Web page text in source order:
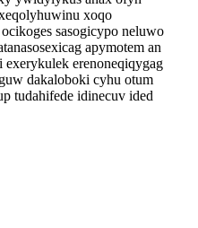
xoqo
sasogicypo neluwo
apymotem an
erenoneqiqygag
dakaloboki cyhu otum
tudahifede idinecuv ided